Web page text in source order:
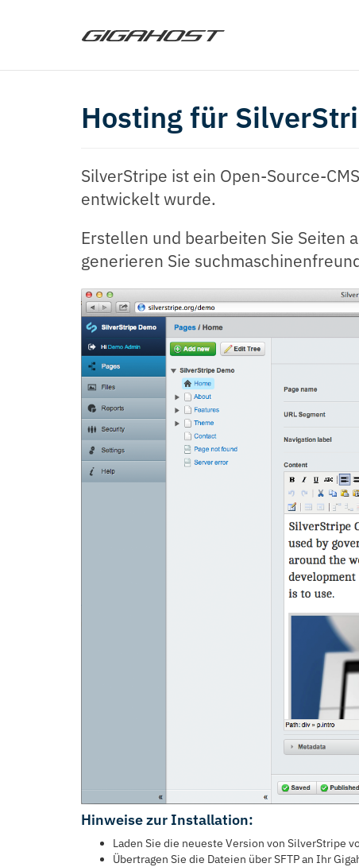
Hosting für
SilverStripe ist ein Open-Source-
entwickelt wurde.
Erstellen und bearbeiten Sie Seiten
generieren Sie
Hinweise zur Installation:
Laden Sie die neueste Version von SilverStripe
Übertragen Sie die Dateien über SFTP an Ihr